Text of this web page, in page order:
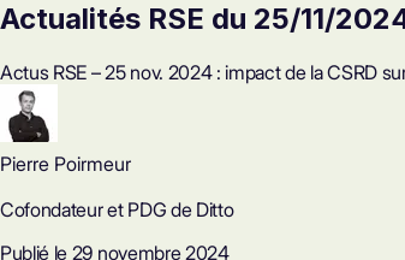
Actualités RSE du 25/11/
Actus RSE – 25 nov. 2024 : impact de la CSRD
Pierre Poirmeur
Cofondateur et PDG de Ditto
Publié le 29 novembre 2024